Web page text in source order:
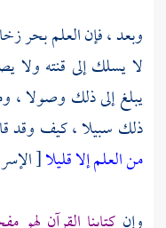
وبعد ، فإن العلم بحر
لا يسلك إلى قنته ولا
يبلغ إلى ذلك وصولا ،
ذلك سبيلا ، كيف وقد
من العلم إلا قليلا[ الإسراء